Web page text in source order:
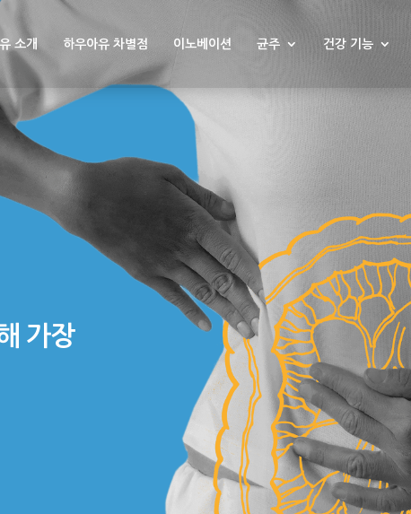
소개 하우아유 차별점 이노베이션 균주 건강 기능
가장